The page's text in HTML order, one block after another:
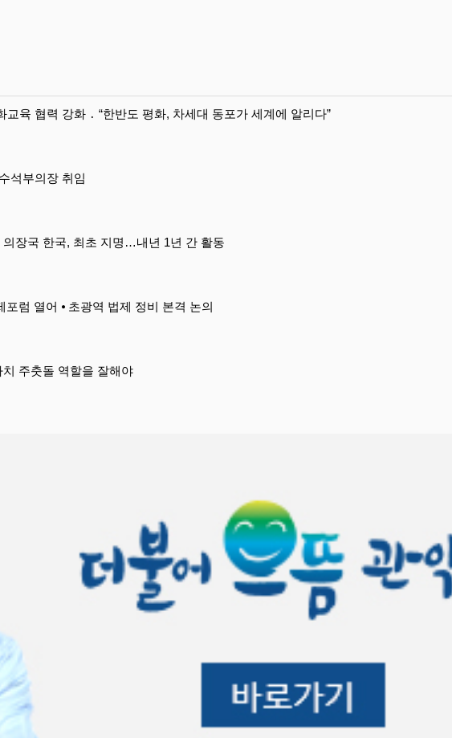
육 협력 강화 ․ “한반도 평화, 차세대 동포가 세계에 알리다”
석부의장 취임
장국 한국, 최초 지명…내년 1년 간 활동
포럼 열어 ⦁ 초광역 법제 정비 본격 논의
주춧돌 역할을 잘해야